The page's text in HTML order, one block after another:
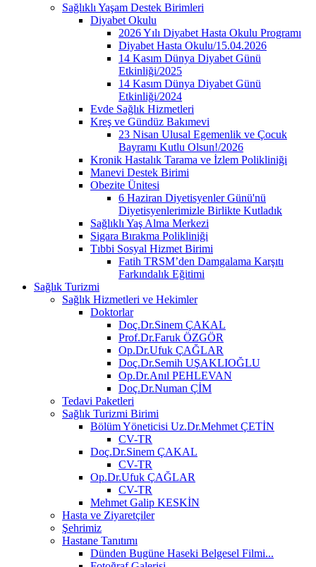
Sağlıklı Yaşam Destek Birimleri
Diyabet Okulu
2026 Yılı Diyabet Hasta Okulu Programı
Diyabet Hasta Okulu/15.04.2026
14 Kasım Dünya Diyabet Günü
Etkinliği/2025
14 Kasım Dünya Diyabet Günü
Etkinliği/2024
Evde Sağlık Hizmetleri
Kreş ve Gündüz Bakımevi
23 Nisan Ulusal Egemenlik ve Çocuk
Bayramı Kutlu Olsun!/2026
Kronik Hastalık Tarama ve İzlem Polikliniği
Manevi Destek Birimi
Obezite Ünitesi
6 Haziran Diyetisyenler Günü'nü
Diyetisyenlerimizle Birlikte Kutladık
Sağlıklı Yaş Alma Merkezi
Sigara Bırakma Polikliniği
Tıbbi Sosyal Hizmet Birimi
Fatih TRSM’den Damgalama Karşıtı
Farkındalık Eğitimi
Sağlık Turizmi
Sağlık Hizmetleri ve Hekimler
Doktorlar
Doç.Dr.Sinem ÇAKAL
Prof.Dr.Faruk ÖZGÖR
Op.Dr.Ufuk ÇAĞLAR
Doç.Dr.Semih UŞAKLIOĞLU
Op.Dr.Anıl PEHLEVAN
Doç.Dr.Numan ÇİM
Tedavi Paketleri
Sağlık Turizmi Birimi
Bölüm Yöneticisi Uz.Dr.Mehmet ÇETİN
CV-TR
Doç.Dr.Sinem ÇAKAL
CV-TR
Op.Dr.Ufuk ÇAĞLAR
CV-TR
Mehmet Galip KESKİN
Hasta ve Ziyaretçiler
Şehrimiz
Hastane Tanıtımı
Dünden Bugüne Haseki Belgesel Filmi...